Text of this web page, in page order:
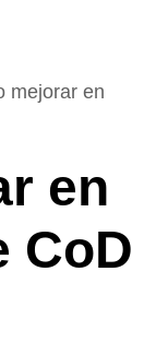
mejorar en
en
CoD